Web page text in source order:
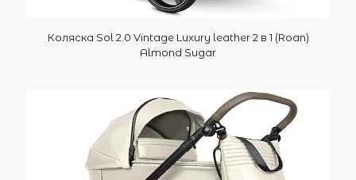
Коляска Sol 2.0 Vintage Luxury leather 2 в 1 (Roan)
Almond Sugar